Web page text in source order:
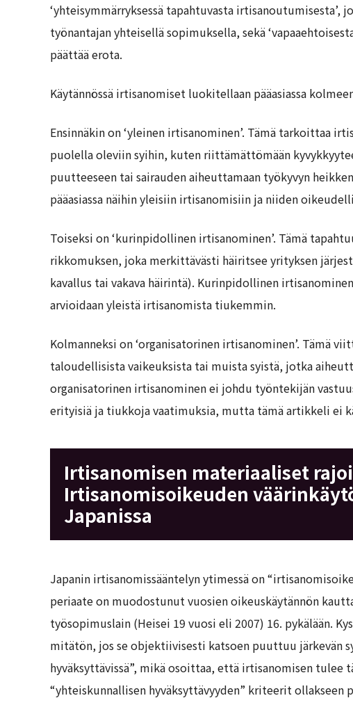
‘yhteisymmärryksessä tapahtuvasta irtisanoutumisesta’,
työnantajan yhteisellä sopimuksella, sekä
päättää erota.
Käytännössä irtisanomiset luokitellaan pääasiassa
Ensinnäkin on ‘yleinen irtisanominen’. Tämä tarkoittaa
puolella oleviin syihin, kuten riittämättömään
puutteeseen tai sairauden aiheuttamaan työkyvyn
pääasiassa näihin yleisiin irtisanomisiin ja niiden
Toiseksi on ‘kurinpidollinen irtisanominen’. Tämä
rikkomuksen, joka merkittävästi häiritsee yrityksen
kavallus tai vakava häirintä). Kurinpidollinen
arvioidaan yleistä irtisanomista tiukemmin.
Kolmanneksi on ‘organisatorinen irtisanominen’. Tämä
taloudellisista vaikeuksista tai muista syistä, jotka
organisatorinen irtisanominen ei johdu työntekijän
erityisiä ja tiukkoja vaatimuksia, mutta tämä artikkeli ei
Irtisanomisen materiaaliset
Irtisanomisoikeuden
Japanissa
Japanin irtisanomissääntelyn ytimessä on
periaate on muodostunut vuosien oikeuskäytännön
työsopimuslain (Heisei 19 vuosi eli 2007) 16. pykälään.
mitätön, jos se objektiivisesti katsoen puuttuu järkevän
hyväksyttävissä”, mikä osoittaa, että irtisanomisen tulee
“yhteiskunnallisen hyväksyttävyyden” kriteerit ollakseen